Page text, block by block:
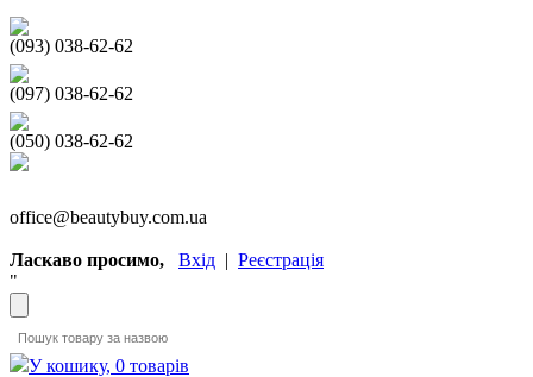
(093) 038-62-62
(097) 038-62-62
(050) 038-62-62
office@beautybuy.com.ua
Ласкаво просимо, Вхід | Реєстрація
"
У кошику, 0 товарів